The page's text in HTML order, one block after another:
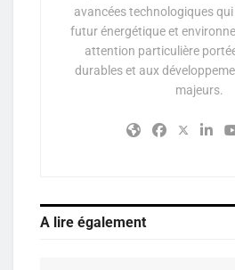
avancées technologiques
futur énergétique et
attention particulière
durables et aux
majeurs.
A lire également